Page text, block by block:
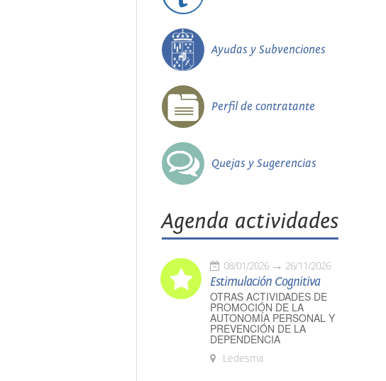
Ayudas y Subvenciones
Perfil de contratante
Quejas y Sugerencias
Agenda actividades
08/01/2026 26/11/2026
Estimulación Cognitiva
OTRAS ACTIVIDADES DE
PROMOCIÓN DE LA
AUTONOMÍA PERSONAL Y
PREVENCIÓN DE LA
DEPENDENCIA
Ledesma